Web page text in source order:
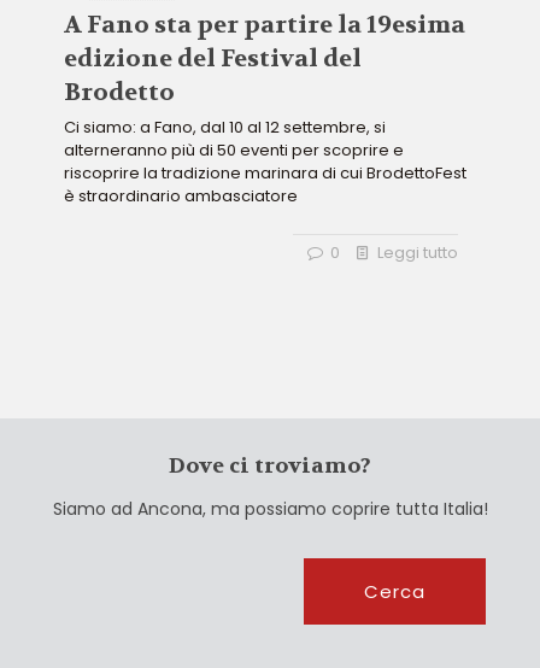
A Fano sta per partire la 19esima
edizione del Festival del
Brodetto
Ci siamo: a Fano, dal 10 al 12 settembre, si
alterneranno più di 50 eventi per scoprire e
riscoprire la tradizione marinara di cui BrodettoFest
è straordinario ambasciatore
0 Leggi tutto
Dove ci troviamo?
Siamo ad Ancona, ma possiamo coprire tutta Italia!
Cerca